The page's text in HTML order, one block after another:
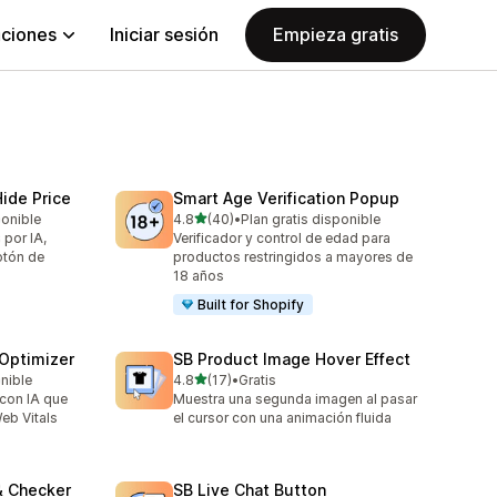
Iniciar sesión Empieza gratis
Price
por IA,
de
Smart Age Verification Popup
4.8de 5 estrellas
(40)
40 reseñas en total
•Plan gratis disponible
Verificador y control de edad para
productos restringidos a mayores de
18 años
Built for Shopify
IA que
Vitals
SB Product Image Hover Effect
4.8de 5 estrellas
(17)
17 reseñas en total
•Gratis
Muestra una segunda imagen al pasar
el cursor con una animación fluida
Checker SB Live Chat Button